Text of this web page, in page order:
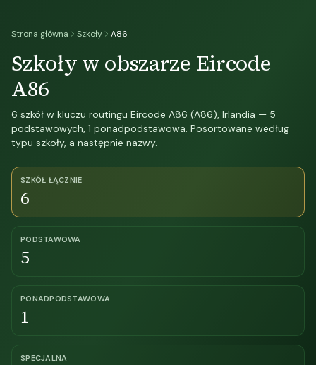
Strona główna Szkoły A86
Szkoły w obszarze Eircode
A86
6 szkół w kluczu routingu Eircode A86 (A86), Irlandia — 5
podstawowych, 1 ponadpodstawowa. Posortowane według
typu szkoły, a następnie nazwy.
SZKÓŁ ŁĄCZNIE
6
PODSTAWOWA
5
PONADPODSTAWOWA
1
SPECJALNA